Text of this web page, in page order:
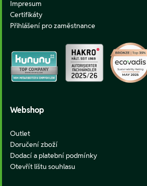
Impresum
Certifikáty
Přihlášení pro zaměstnance
Webshop
Outlet
Doručení zboží
Dodací a platební podmínky
Otevřít lištu souhlasu